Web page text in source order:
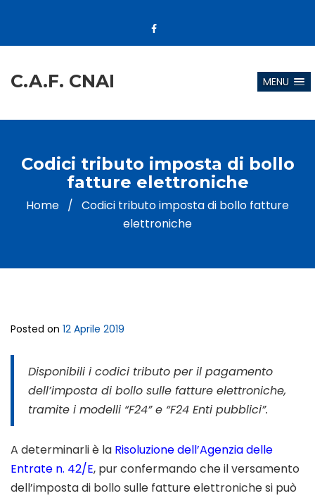
C.A.F. CNAI MENU
Codici tributo imposta di bollo
fatture elettroniche
Home / Codici tributo imposta di bollo fatture
elettroniche
Posted on 12 Aprile 2019
Disponibili i codici tributo per il pagamento
dell’imposta di bollo sulle fatture elettroniche,
tramite i modelli “F24” e “F24 Enti pubblici”.
A determinarli è la Risoluzione dell’Agenzia delle
Entrate n. 42/E, pur confermando che il versamento
dell’imposta di bollo sulle fatture elettroniche si può